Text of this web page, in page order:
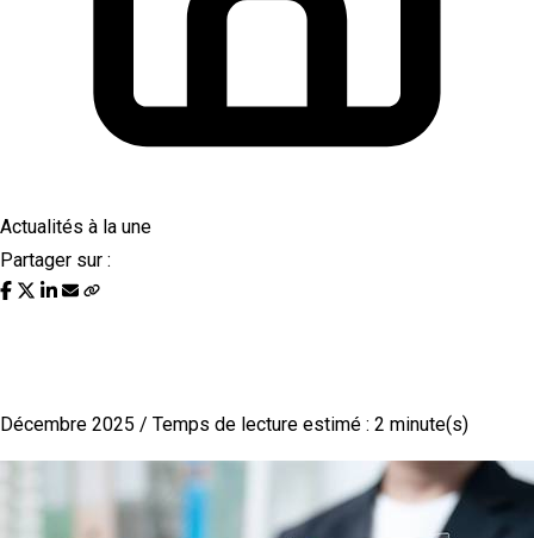
Actualités à la une
Partager sur :
Décembre 2025 / Temps de lecture estimé : 2 minute(s)